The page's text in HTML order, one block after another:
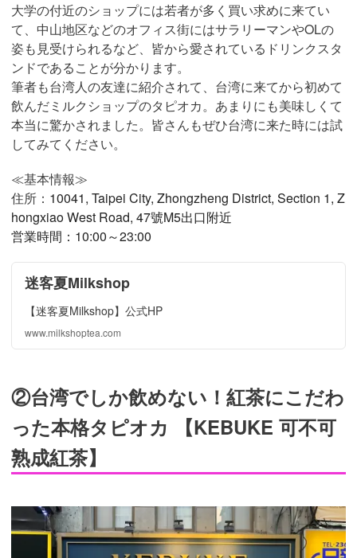
大学の付近のショップには若者が多く買い求めに来てい
て、中山地区などのオフィス街にはサラリーマンやOLの
姿も見受けられるなど、皆から愛されているドリンクスタ
ンドであることが分かります。
筆者も台湾人の友達に紹介されて、台湾に来てから初めて
飲んだミルクショップのタピオカ。あまりにも美味しくて
本当に驚かされました。皆さんもぜひ台湾に来た時には試
してみてください。
≪基本情報≫
住所： 10041, Taipei City, Zhongzheng District, Section 1, Z
hongxiao West Road, 47號M5出口附近
営業時間：10:00～23:00
迷客夏Milkshop
【迷客夏Milkshop】公式HP
www.milkshoptea.com
②台湾でしか飲めない！紅茶にこだわ
った本格タピオカ 【KEBUKE 可不可
熟成紅茶】